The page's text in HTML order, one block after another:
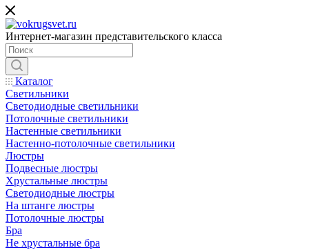
Интернет-магазин представительского класса
Каталог
Светильники
Светодиодные светильники
Потолочные светильники
Настенные светильники
Настенно-потолочные светильники
Люстры
Подвесные люстры
Хрустальные люстры
Светодиодные люстры
На штанге люстры
Потолочные люстры
Бра
Не хрустальные бра